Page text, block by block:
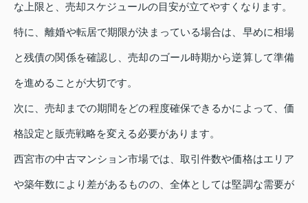
な上限と、売却スケジュールの目安が立てやすくなります。
特に、離婚や転居で期限が決まっている場合は、早めに相場
と残債の関係を確認し、売却のゴール時期から逆算して準備
を進めることが大切です。
次に、売却までの期間をどの程度確保できるかによって、価
格設定と販売戦略を変える必要があります。
西宮市の中古マンション市場では、取引件数や価格はエリア
や築年数により差があるものの、全体としては堅調な需要が